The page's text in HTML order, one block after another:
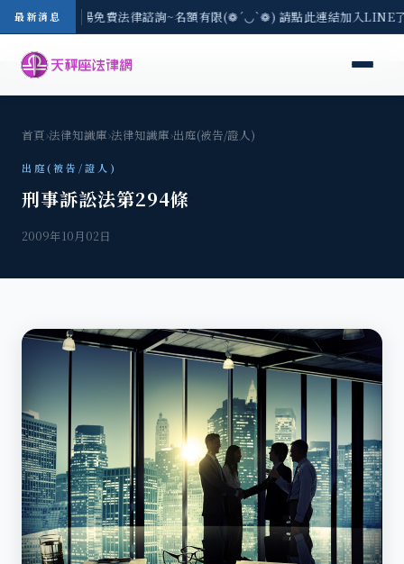
最新消息
區-8/3(一) 現場免費法律諮詢~名額有限(❁´◡`❁) 請點此連結加入
首頁›法律知識庫›法律知識庫›出庭(被告/證人)
出庭(被告/證人)
刑事訴訟法第294條
2009年10月02日